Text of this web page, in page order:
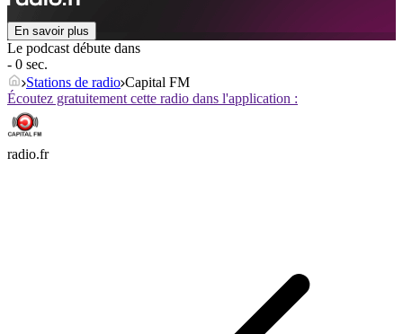
En savoir plus
Le podcast débute dans
- 0 sec.
Stations de radio Capital FM
Écoutez gratuitement cette radio dans l'application :
radio.fr